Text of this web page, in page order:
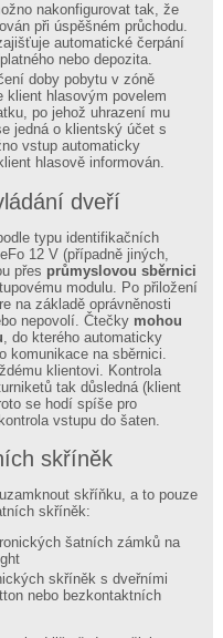
nakonfigurovat tak, že
při úspěšném průchodu.
automatické čerpání
nebo depozita.
doby pobytu v zóně
klient hlasovým povelem
po jehož uhrazení mu
jedná o klientský účet s
vstup automaticky
hlasově informován.
dveří
typu identifikačních
12 V (případně jiných,
přes průmyslovou sběrnici
modulu. Po přiložení
na základě oprávněnosti
nepovolí. Čtečky mohou
, do kterého automaticky
komunikace na sběrnici.
klientovi. Kontrola
tak důsledná (klient
se hodí spíše pro
vstupu do šaten.
skříněk
skříňku, a to pouze
skříněk:
šatních zámků na
skříněk s dveřními
nebo bezkontaktních